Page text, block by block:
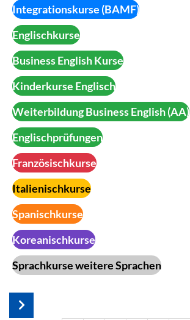
Integrationskurse (BAMF)
Englischkurse
Business English Kurse
Kinderkurse Englisch
Weiterbildung Business English (AA)
Englischprüfungen
Französischkurse
Italienischkurse
Spanischkurse
Koreanischkurse
Sprachkurse weitere Sprachen